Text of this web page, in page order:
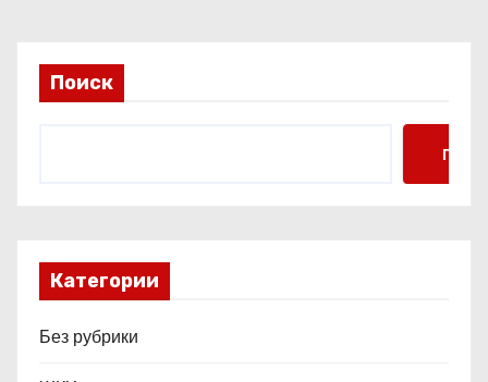
сПоиск
Поиск
Категории
Без рубрики